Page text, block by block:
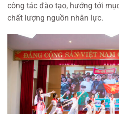
công tác đào tạo, hướng tới
chất lượng nguồn nhân lực.